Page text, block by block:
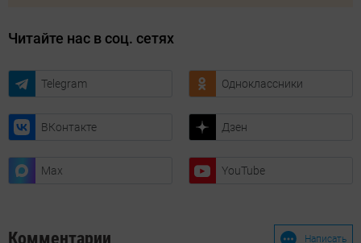
Читайте нас в соц. сетях
Telegram Одноклассники
ВКонтакте Дзен
Max YouTube
Комментарии Написать